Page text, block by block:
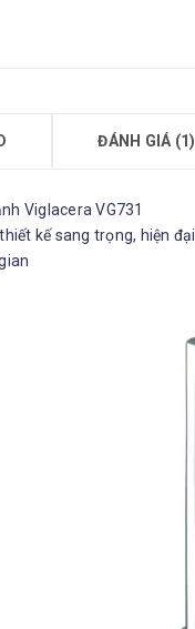
ĐÁNH GIÁ (1)
Viglacera VG731
kế sang trọng, hiện đại